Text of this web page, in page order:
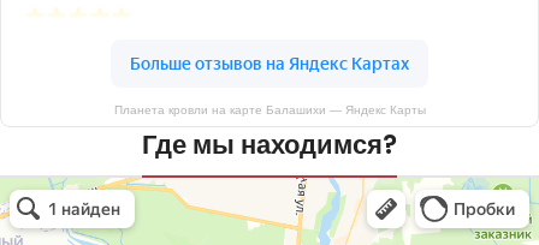
Планета кровли на карте Балашихи — Яндекс Карты
Где мы находимся?
Планета кровли
Кровля и кровельные материалы в Балашихе
Окна в Балашихе